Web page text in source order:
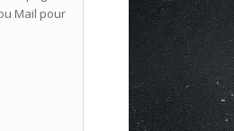
Mail pour